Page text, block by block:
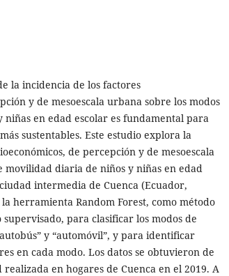
la incidencia de los factores
y de mesoescala urbana sobre los modos
niñas en edad escolar es fundamental para
sustentables. Este estudio explora la
de percepción y de mesoescala
movilidad diaria de niños y niñas en edad
intermedia de Cuenca (Ecuador,
herramienta Random Forest, como método
para clasificar los modos de
y “automóvil”, y para identificar
en cada modo. Los datos se obtuvieron de
en hogares de Cuenca en el 2019. A